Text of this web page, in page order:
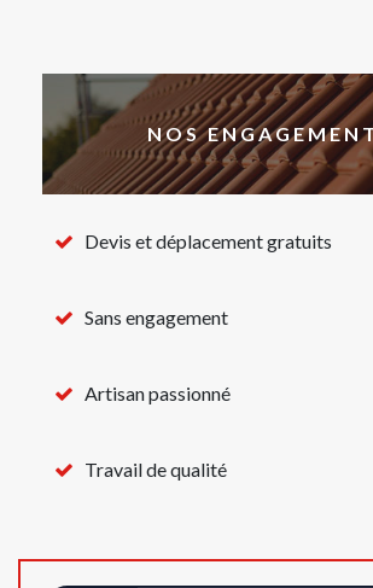
NOS
Devis et déplacement gratuits
Sans engagement
Artisan passionné
Travail de qualité